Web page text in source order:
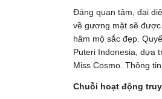
Đáng quan tâm, đại
về gương mặt sẽ
hâm mộ sắc đẹp.
Puteri Indonesia, dựa
Miss Cosmo. Thông
Chuỗi hoạt động